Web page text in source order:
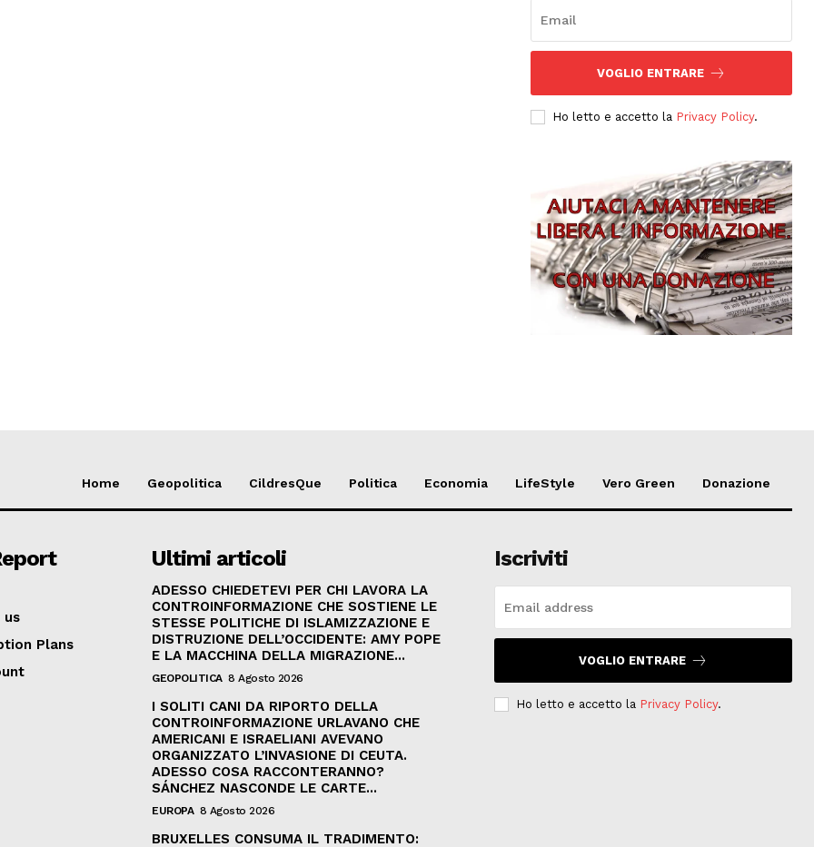
VOGLIO ENTRARE
Ho letto e accetto la Privacy Policy.
Home Geopolitica CildresQue Politica Economia LifeStyle Vero Green Donazione
us
Plans
Ultimi articoli
ADESSO CHIEDETEVI PER CHI LAVORA LA
CONTROINFORMAZIONE CHE SOSTIENE LE
STESSE POLITICHE DI ISLAMIZZAZIONE E
DISTRUZIONE DELL’OCCIDENTE: AMY POPE
E LA MACCHINA DELLA MIGRAZIONE...
GEOPOLITICA 8 Agosto 2026
I SOLITI CANI DA RIPORTO DELLA
CONTROINFORMAZIONE URLAVANO CHE
AMERICANI E ISRAELIANI AVEVANO
ORGANIZZATO L’INVASIONE DI CEUTA.
ADESSO COSA RACCONTERANNO?
SÁNCHEZ NASCONDE LE CARTE...
EUROPA 8 Agosto 2026
BRUXELLES CONSUMA IL TRADIMENTO:
Iscriviti
VOGLIO ENTRARE
Ho letto e accetto la Privacy Policy.